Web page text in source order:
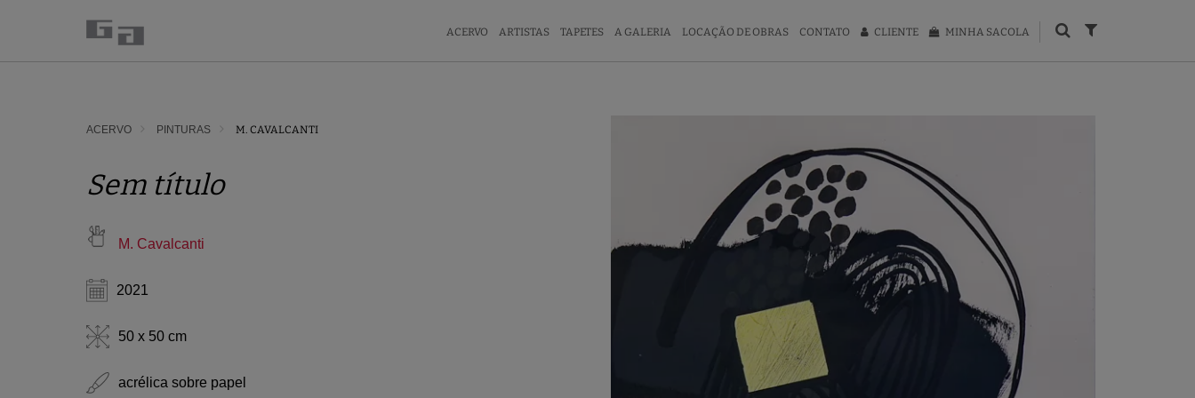
ACERVO ARTISTAS TAPETES A GALERIA LOCAÇÃO DE OBRAS CONTATO CLIENTE MINHA SACOLA
ACERVO PINTURAS M. CAVALCANTI
Sem título
M. Cavalcanti
2021
50 x 50 cm
acrélica sobre papel